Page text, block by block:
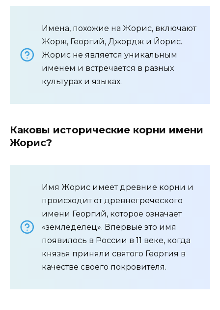
Имена, похожие на Жорис, включают
Жорж, Георгий, Джордж и Йорис.
Жорис не является уникальным
именем и встречается в разных
культурах и языках.
Каковы исторические корни имени
Жорис?
Имя Жорис имеет древние корни и
происходит от древнегреческого
имени Георгий, которое означает
«земледелец». Впервые это имя
появилось в России в 11 веке, когда
князья приняли святого Георгия в
качестве своего покровителя.